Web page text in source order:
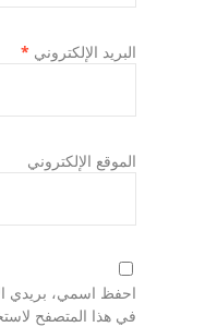
البريد الإلكتروني *
الموقع الإلكتروني
احفظ اسمي، بريدي
في هذا المتصفح